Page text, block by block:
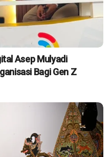
Asep Mulyadi
Bagi Gen Z